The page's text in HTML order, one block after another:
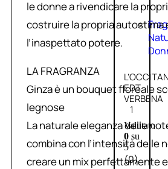
EDT
VERBENA
1
Valutato
0su
5
(0)
le donne a rivendicare la
costruire la propria autostima
l’inaspettato potere.
LA FRAGRANZA
Ginza è un bouquet floreale
legnose
La naturale eleganza delle
combina con l’intensità delle
creare un mix perfettamente